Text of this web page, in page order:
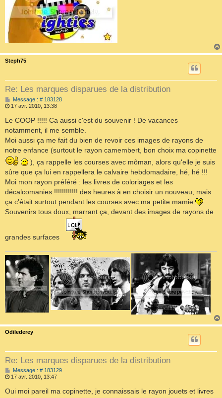
Steph75
Re: Les marques disparues de la distribution
Message : # 183128M
s
g
17 avr. 2010, 13:38
Le COOP !!!!! Ca aussi c'est du souvenir ! De vacances
notamment, il me semble.
Moi aussi ça me fait du bien de revoir ces images de rayons de
notre enfance (surtout le rayon camembert, bon choix ma copinette
), ça rappelle les courses avec môman, alors qu'elle je suis
sûre que ça lui en rappellera le calvaire hebdomadaire, hé, hé !!!
Moi mon rayon préféré : les livres de coloriages et les
décalcomanies !!!!!!!!!!!! des heures à en choisir un nouveau, mais
ça c'était surtout pendant les courses avec ma petite mamie
Souvenirs tous doux, marrant ça, devant des images de rayons de
grandes surfaces
Odilederey
Re: Les marques disparues de la distribution
Message : # 183129M
s
17 avr. 2010, 13:47
Oui moi pareil ma copinette, je connaissais le rayon jouets et livres